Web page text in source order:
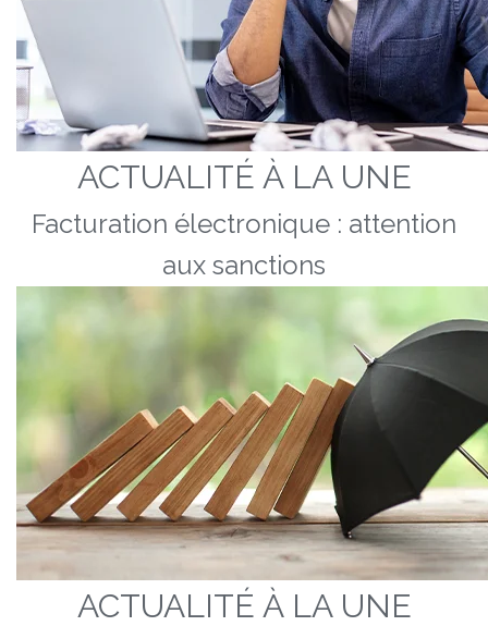
ACTUALITÉ À LA UNE
Facturation électronique : attention
aux sanctions
ACTUALITÉ À LA UNE